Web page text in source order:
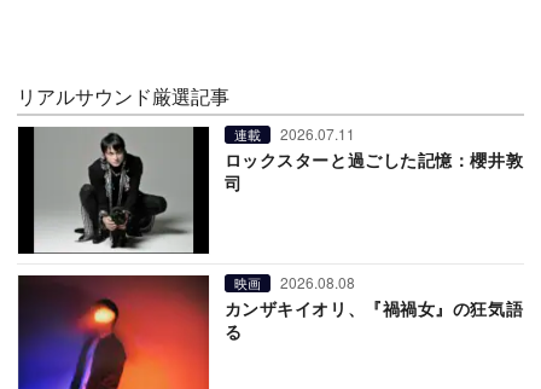
リアルサウンド厳選記事
連載 2026.07.11
ロックスターと過ごした記憶：櫻井敦
司
映画 2026.08.08
カンザキイオリ、『禍禍女』の狂気語
る